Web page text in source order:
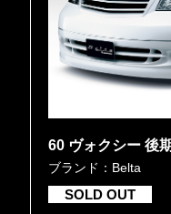
60 ヴォクシー 後
ブランド：Belta
SOLD OUT